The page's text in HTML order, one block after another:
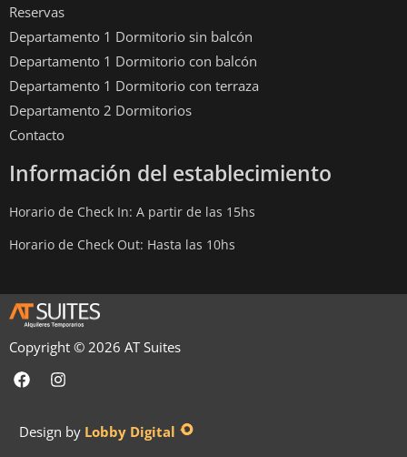
Reservas
Departamento 1 Dormitorio sin balcón
Departamento 1 Dormitorio con balcón
Departamento 1 Dormitorio con terraza
Departamento 2 Dormitorios
Contacto
Información del establecimiento
Horario de Check In: A partir de las 15hs
Horario de Check Out: Hasta las 10hs
Copyright © 2026 AT Suites
Design by Lobby Digital